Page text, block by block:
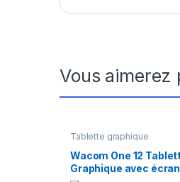
Vous
Tablette graphique
Wacom One 12
Graphique avec écran